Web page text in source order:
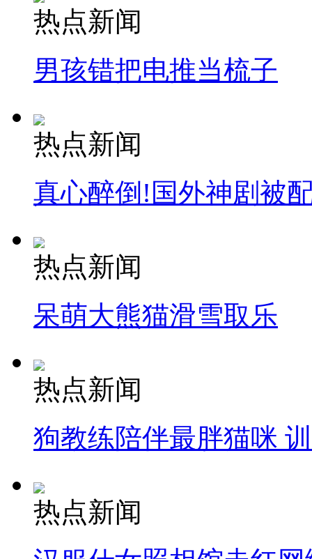
热点新闻
男孩错把电推当梳子
热点新闻
真心醉倒!国外神剧被
热点新闻
呆萌大熊猫滑雪取乐
热点新闻
狗教练陪伴最胖猫咪
热点新闻